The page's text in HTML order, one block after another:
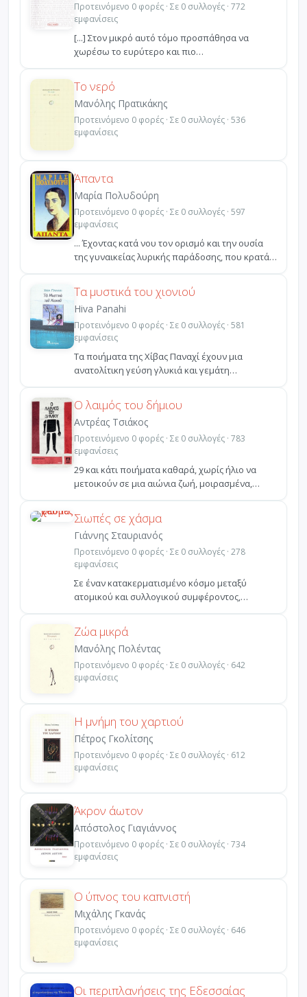
Προτεινόμενο 0 φορές · Σε 0 συλλογές · 772
εμφανίσεις
[...] Στον μικρό αυτό τόμο προσπάθησα να
χωρέσω το ευρύτερο και πιο
αντιπροσωπευτικό μέρος της τρισχ...
Το νερό
Μανόλης Πρατικάκης
Προτεινόμενο 0 φορές · Σε 0 συλλογές · 536
εμφανίσεις
Άπαντα
Μαρία Πολυδούρη
Προτεινόμενο 0 φορές · Σε 0 συλλογές · 597
εμφανίσεις
... Έχοντας κατά νου τον ορισμό και την ουσία
της γυναικείας λυρικής παράδοσης, που κρατάει
αιώνες κ...
Τα μυστικά του χιονιού
Hiva Panahi
Προτεινόμενο 0 φορές · Σε 0 συλλογές · 581
εμφανίσεις
Τα ποιήματα της Χίβας Παναχί έχουν μια
ανατολίτικη γεύση γλυκιά και γεμάτη
υπονοούμενα. Είναι σύντομ...
Ο λαιμός του δήμιου
Αντρέας Τσιάκος
Προτεινόμενο 0 φορές · Σε 0 συλλογές · 783
εμφανίσεις
29 και κάτι ποιήματα καθαρά, χωρίς ήλιο να
μετοικούν σε μια αιώνια ζωή, μοιρασμένα,
βαφτισμένα σε φι...
Σιωπές σε χάσμα
Γιάννης Σταυριανός
Προτεινόμενο 0 φορές · Σε 0 συλλογές · 278
εμφανίσεις
Σε έναν κατακερματισμένο κόσμο μεταξύ
ατομικού και συλλογικού συμφέροντος,
παρελθόντος και μέλλοντος...
Ζώα μικρά
Μανόλης Πολέντας
Προτεινόμενο 0 φορές · Σε 0 συλλογές · 642
εμφανίσεις
Η μνήμη του χαρτιού
Πέτρος Γκολίτσης
Προτεινόμενο 0 φορές · Σε 0 συλλογές · 612
εμφανίσεις
Άκρον άωτον
Απόστολος Γιαγιάννος
Προτεινόμενο 0 φορές · Σε 0 συλλογές · 734
εμφανίσεις
Ο ύπνος του καπνιστή
Μιχάλης Γκανάς
Προτεινόμενο 0 φορές · Σε 0 συλλογές · 646
εμφανίσεις
Οι περιπλανήσεις της Εδεσσαίας